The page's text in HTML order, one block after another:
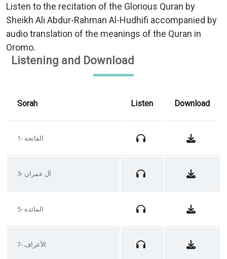
Listen to the recitation of the Glorious Quran by
Sheikh Ali Abdur-Rahman Al-Hudhifi accompanied by
audio translation of the meanings of the Quran in
Oromo.
Listening and Download
Sorah Listen Download
1- الفاتحة
3- آل عمران
5- المائدة
7- الأعراف